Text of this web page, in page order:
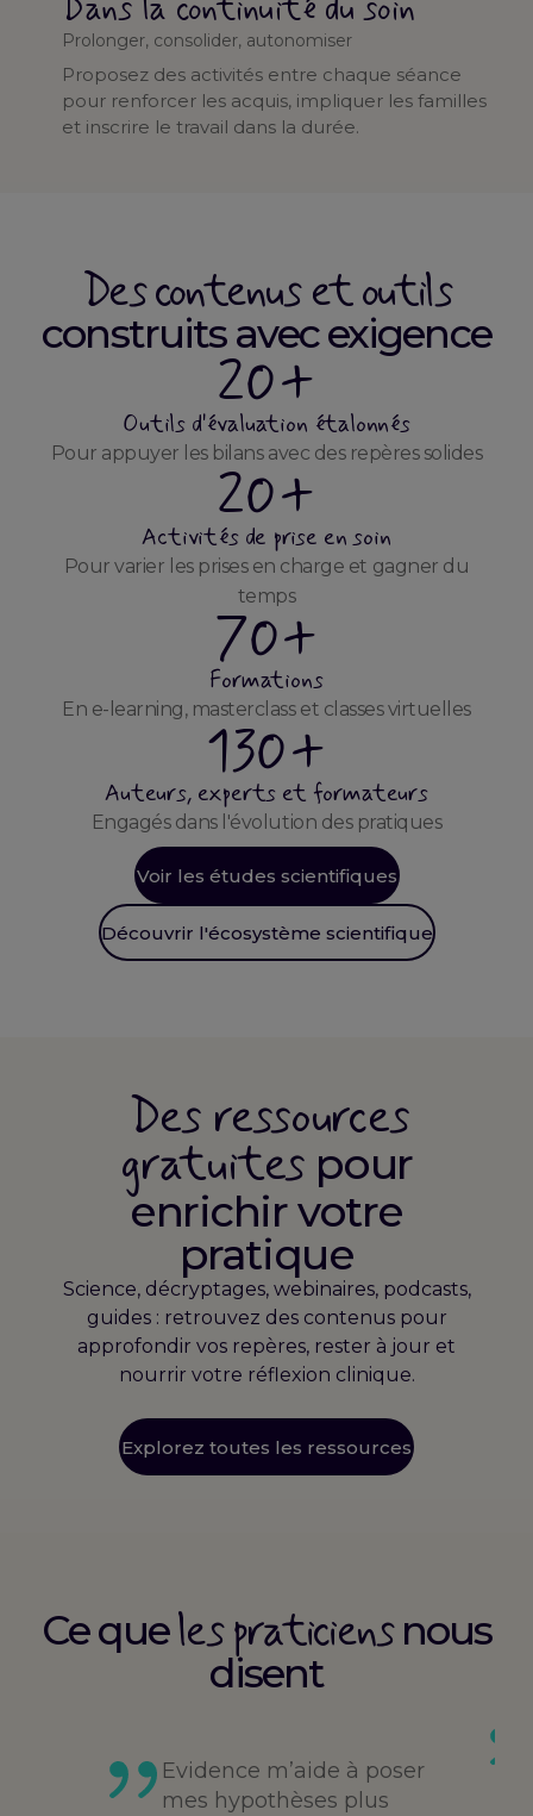
Dans la continuité du soin
Prolonger, consolider, autonomiser
Proposez des activités entre chaque séance
pour renforcer les acquis, impliquer les familles
et inscrire le travail dans la durée.
Des contenus et outils
construits avec exigence
20+
Outils d'évaluation étalonnés
Pour appuyer les bilans avec des repères solides
20+
Activités de prise en soin
Pour varier les prises en charge et gagner du
temps
70+
Formations
En e-learning, masterclass et classes virtuelles
130+
Auteurs, experts et formateurs
Engagés dans l'évolution des pratiques
Voir les études scientifiques
Découvrir l'écosystème scientifique
Des ressources
gratuites pour
enrichir votre
pratique
Science, décryptages, webinaires, podcasts,
guides : retrouvez des contenus pour
approfondir vos repères, rester à jour et
nourrir votre réflexion clinique.
Explorez toutes les ressources
Ce queles praticiensnous
disent
Evidence m’aide à poser
mes hypothèses plus